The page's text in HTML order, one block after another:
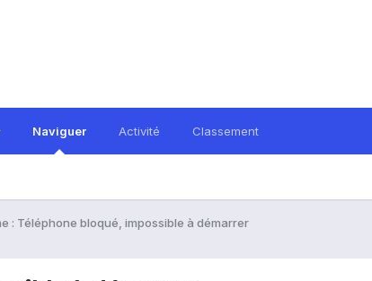
Naviguer Activité Classement
: Téléphone bloqué, impossible à démarrer